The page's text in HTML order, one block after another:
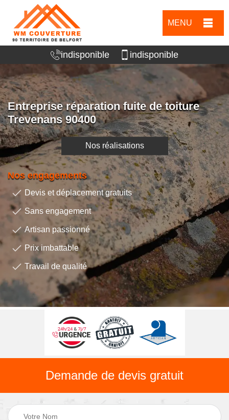
MENU
indisponible indisponible
Entreprise réparation fuite de toiture
Trevenans 90400
Nos réalisations
Nos engagements
Devis et déplacement gratuits
Sans engagement
Artisan passionné
Prix imbattable
Travail de qualité
Demande de devis gratuit